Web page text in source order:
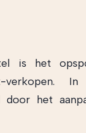
is het
verkopen.
door het